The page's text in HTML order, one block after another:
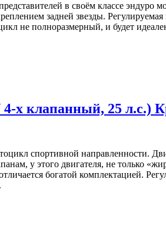
в своём классе
задней звезды.
не полноразмерный, и будет
х клапанный, 25 л.с.)
спортивной направленности.
у этого двигателя, не только
богатой комплектацией.